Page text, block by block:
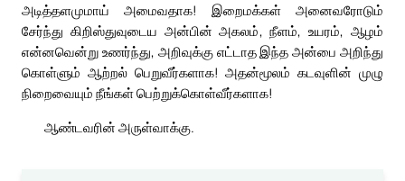
அடித்தளமுமாய் அமைவதாக! இறைமக்கள் அனைவரோடும்
சேர்ந்து கிறிஸ்துவுடைய அன்பின் அகலம், நீளம், உயரம், ஆழம்
என்னவென்று உணர்ந்து, அறிவுக்கு எட்டாத இந்த அன்பை அறிந்து
கொள்ளும் ஆற்றல் பெறுவீர்களாக! அதன்மூலம் கடவுளின் முழு
நிறைவையும் நீங்கள் பெற்றுக்கொள்வீர்களாக!
ஆண்டவரின் அருள்வாக்கு.